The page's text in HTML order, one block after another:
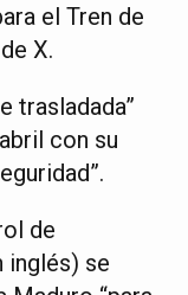
el Tren de
X.
trasladada”
con su
de
inglés) se